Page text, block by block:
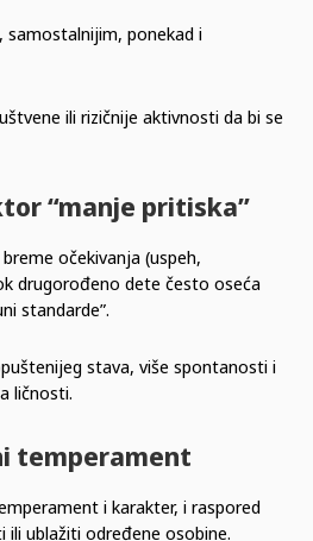
samostalnijim, ponekad i
ili rizičnije aktivnosti da bi se
“manje pritiska”
očekivanja (uspeh,
drugorođeno dete često oseća
standarde”.
stava, više spontanosti i
ličnosti.
temperament
i karakter, i raspored
ublažiti određene osobine.